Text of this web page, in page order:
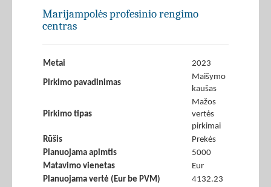
Marijampolės profesinio rengimo
centras
Metai 2023
Pirkimo pavadinimas
Maišymo
kaušas
Pirkimo tipas
Mažos
vertės
pirkimai
Rūšis
Prekės
Planuojama apimtis
5000
Matavimo vienetas
Eur
Planuojama vertė (Eur be PVM)
4132.23